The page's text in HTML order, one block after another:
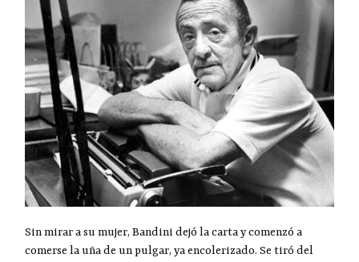
Sin mirar a su mujer, Bandini dejó la carta y comenzó a
comerse la uña de un pulgar, ya encolerizado. Se tiró del